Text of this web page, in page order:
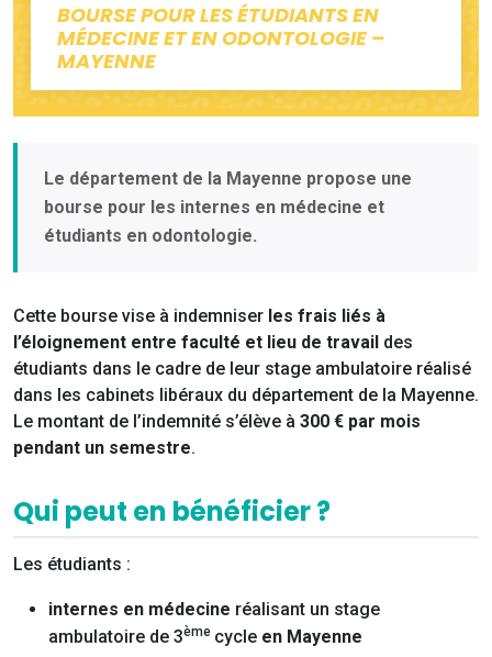
BOURSE POUR LES ÉTUDIANTS EN
MÉDECINE ET EN ODONTOLOGIE –
MAYENNE
Le département de la Mayenne propose une
bourse pour les internes en médecine et
étudiants en odontologie.
Cette bourse vise à indemniser les frais liés à
l’éloignement entre faculté et lieu de travail des
étudiants dans le cadre de leur stage ambulatoire réalisé
dans les cabinets libéraux du département de la Mayenne.
Le montant de l’indemnité s’élève à 300 € par mois
pendant un semestre.
Qui peut en bénéficier ?
Les étudiants :
internes en médecine réalisant un stage
ambulatoire de 3ème cycle en Mayenne